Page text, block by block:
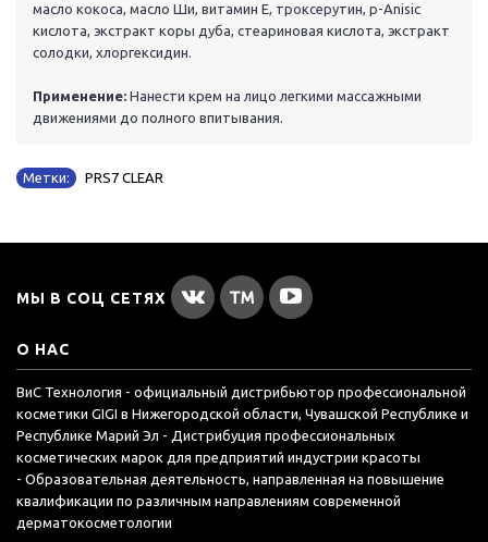
масло кокоса, масло Ши, витамин Е, троксерутин, p-Anisic
кислота, экстракт коры дуба, стеариновая кислота, экстракт
солодки, хлоргексидин.
Применение: Нанести крем на лицо легкими массажными
движениями до полного впитывания.
Метки: PRS7 CLEAR
МЫ В СОЦ СЕТЯХ
О НАС
ВиС Технология - официальный дистрибьютор профессиональной
косметики GIGI в Нижегородской области, Чувашской Республике и
Республике Марий Эл - Дистрибуция профессиональных
косметических марок для предприятий индустрии красоты
- Образовательная деятельность, направленная на повышение
квалификации по различным направлениям современной
дерматокосметологии